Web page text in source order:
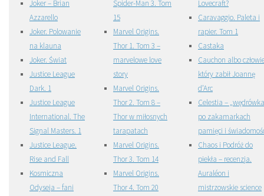
Joker – Brian
Azzarello
Joker. Polowanie
na klauna
Joker. Świat
Justice League
Dark. 1
Justice League
International. The
Signal Masters. 1
Justice League.
Rise and Fall
Kosmiczna
Odyseja – fani
Spider-Man 3. Tom
15
Marvel Origins.
Thor 1. Tom 3 –
marvelowe love
story
Marvel Origins.
Thor 2. Tom 8 –
Thor w miłosnych
tarapatach
Marvel Origins.
Thor 3. Tom 14
Marvel Origins.
Thor 4. Tom 20
Lovecraft?
Caravaggio. Paleta i
rapier. Tom 1
Castaka
Cauchon albo
który zabił Joannę
d’Arc
Celestia – „wędrówka
po zakamarkach
pamięci i
Chaos i Podróż do
piekła – recenzja.
Auraléon i
mistrzowskie science